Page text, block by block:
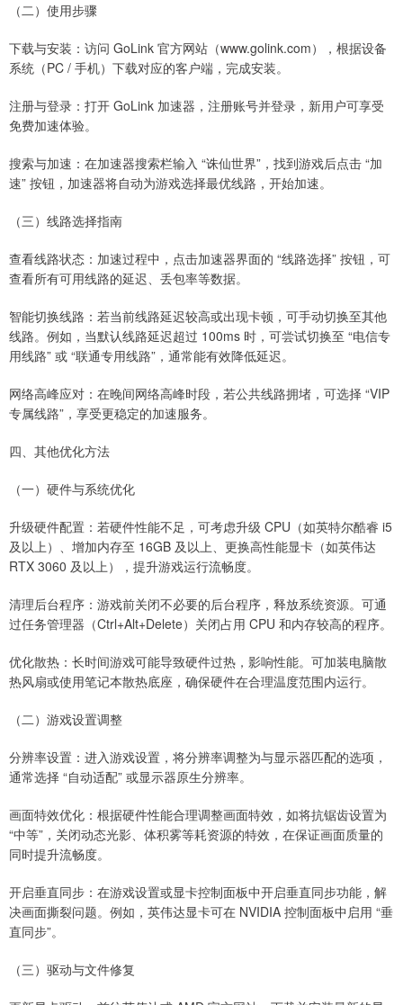
（二）使用步骤
下载与安装：访问 GoLink 官方网站（www.golink.com），根据设备
系统（PC / 手机）下载对应的客户端，完成安装。
注册与登录：打开 GoLink 加速器，注册账号并登录，新用户可享受
免费加速体验。
搜索与加速：在加速器搜索栏输入 “诛仙世界”，找到游戏后点击 “加
速” 按钮，加速器将自动为游戏选择最优线路，开始加速。
（三）线路选择指南
查看线路状态：加速过程中，点击加速器界面的 “线路选择” 按钮，可
查看所有可用线路的延迟、丢包率等数据。
智能切换线路：若当前线路延迟较高或出现卡顿，可手动切换至其他
线路。例如，当默认线路延迟超过 100ms 时，可尝试切换至 “电信专
用线路” 或 “联通专用线路”，通常能有效降低延迟。
网络高峰应对：在晚间网络高峰时段，若公共线路拥堵，可选择 “VIP
专属线路”，享受更稳定的加速服务。
四、其他优化方法
（一）硬件与系统优化
升级硬件配置：若硬件性能不足，可考虑升级 CPU（如英特尔酷睿 i5
及以上）、增加内存至 16GB 及以上、更换高性能显卡（如英伟达
RTX 3060 及以上），提升游戏运行流畅度。
清理后台程序：游戏前关闭不必要的后台程序，释放系统资源。可通
过任务管理器（Ctrl+Alt+Delete）关闭占用 CPU 和内存较高的程序。
优化散热：长时间游戏可能导致硬件过热，影响性能。可加装电脑散
热风扇或使用笔记本散热底座，确保硬件在合理温度范围内运行。
（二）游戏设置调整
分辨率设置：进入游戏设置，将分辨率调整为与显示器匹配的选项，
通常选择 “自动适配” 或显示器原生分辨率。
画面特效优化：根据硬件性能合理调整画面特效，如将抗锯齿设置为
“中等”，关闭动态光影、体积雾等耗资源的特效，在保证画面质量的
同时提升流畅度。
开启垂直同步：在游戏设置或显卡控制面板中开启垂直同步功能，解
决画面撕裂问题。例如，英伟达显卡可在 NVIDIA 控制面板中启用 “垂
直同步”。
（三）驱动与文件修复